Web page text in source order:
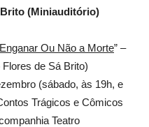
(Miniauditório)
Ou Não a Morte” –
de Sá Brito)
(sábado, às 19h, e
Trágicos e Cômicos
Teatro